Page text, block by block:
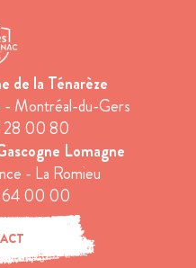
de la Ténarèze
- Montréal-du-Gers
28 00 80
Lomagne
- La Romieu
64 00 00